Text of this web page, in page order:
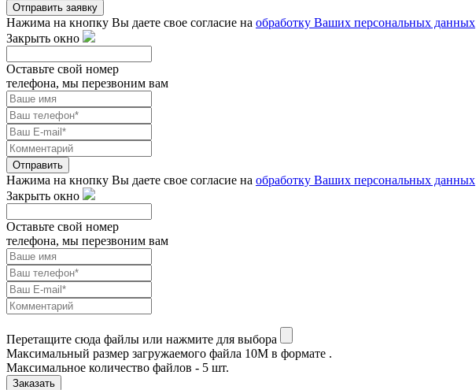
Отправить заявку
Нажима на кнопку Вы даете свое согласие на обработку Ваших персональных данных
Закрыть окно
Оставьте свой номер
телефона, мы перезвоним вам
Отправить
Нажима на кнопку Вы даете свое согласие на обработку Ваших персональных данных
Закрыть окно
Оставьте свой номер
телефона, мы перезвоним вам
Перетащите сюда файлы или нажмите для выбора
Максимальный размер загружаемого файла 10M в формате .
Максимальное количество файлов - 5 шт.
Заказать